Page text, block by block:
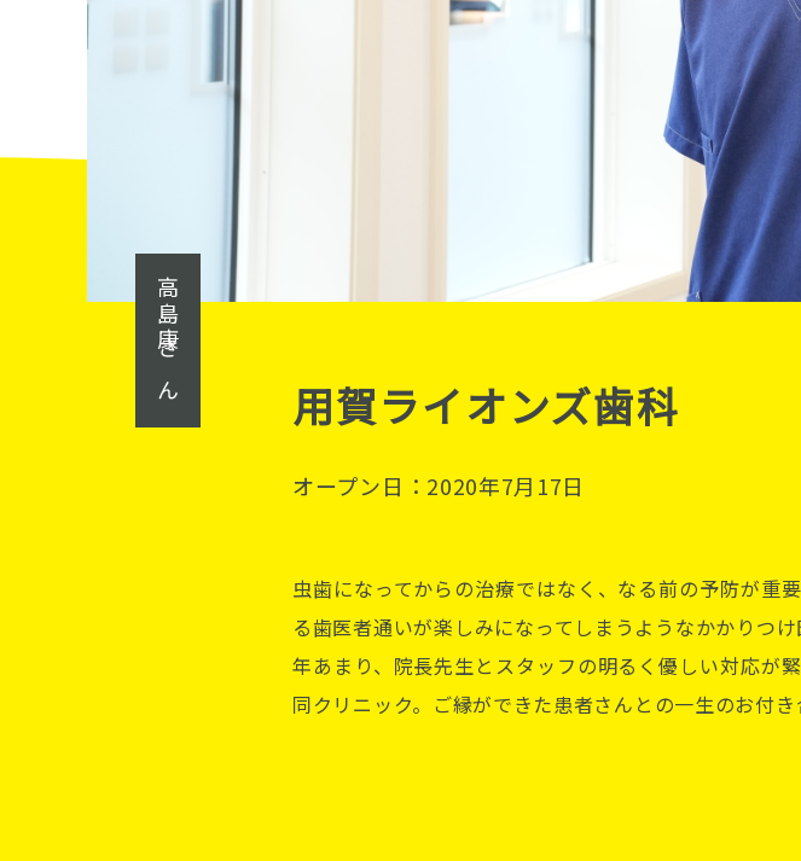
高島康さん 用賀ライオンズ歯科
オープン日：2020年7月17日
虫歯になってからの治療ではなく、なる前の予防が重
る歯医者通いが楽しみになってしまうようなかかりつ
年あまり、院長先生とスタッフの明るく優しい対応が
同クリニック。ご縁ができた患者さんとの一生のお付